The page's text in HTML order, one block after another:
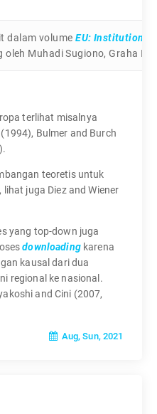
dalam volumeEU: Institution,
oleh Muhadi Sugiono, Graha
terlihat misalnya
Bulmer and Burch
teoretis untuk
juga Diez and Wiener
yang top-down juga
downloading karena
kausal dari dua
regional ke nasional.
and Cini (2007,
Aug, Sun, 2021